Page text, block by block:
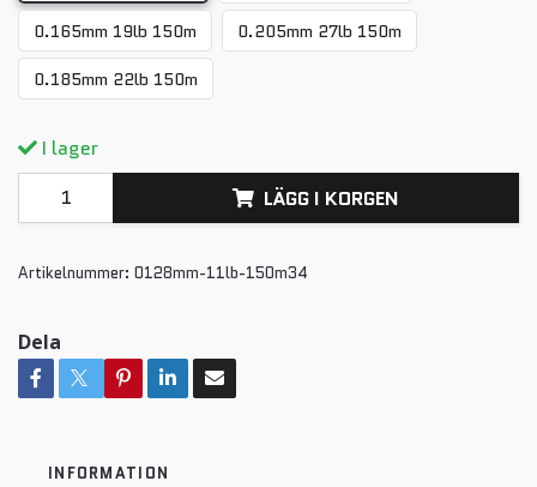
0.165mm 19lb 150m
0.205mm 27lb 150m
0.185mm 22lb 150m
I lager
LÄGG I KORGEN
Artikelnummer: 0128mm-11lb-150m34
Dela
INFORMATION